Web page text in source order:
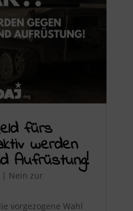
fürs
werden
Aufrüstung!
| Nein zur
vorgezogene Wahl